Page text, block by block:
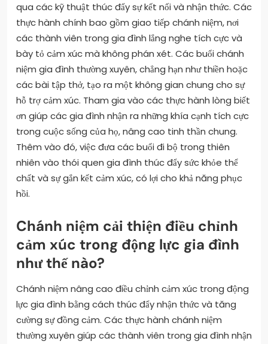
qua các kỹ thuật thúc đẩy sự kết nối và nhận thức. Các
thực hành chính bao gồm giao tiếp chánh niệm, nơi
các thành viên trong gia đình lắng nghe tích cực và
bày tỏ cảm xúc mà không phán xét. Các buổi chánh
niệm gia đình thường xuyên, chẳng hạn như thiền hoặc
các bài tập thở, tạo ra một không gian chung cho sự
hỗ trợ cảm xúc. Tham gia vào các thực hành lòng biết
ơn giúp các gia đình nhận ra những khía cạnh tích cực
trong cuộc sống của họ, nâng cao tinh thần chung.
Thêm vào đó, việc đưa các buổi đi bộ trong thiên
nhiên vào thói quen gia đình thúc đẩy sức khỏe thể
chất và sự gắn kết cảm xúc, có lợi cho khả năng phục
hồi.
Chánh niệm cải thiện điều chỉnh
cảm xúc trong động lực gia đình
như thế nào?
Chánh niệm nâng cao điều chỉnh cảm xúc trong động
lực gia đình bằng cách thúc đẩy nhận thức và tăng
cường sự đồng cảm. Các thực hành chánh niệm
thường xuyên giúp các thành viên trong gia đình nhận